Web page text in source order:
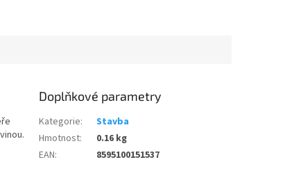
Doplňkové parametry
Kategorie:
Stavba
Hmotnost:
0.16 kg
EAN: 8595100151537